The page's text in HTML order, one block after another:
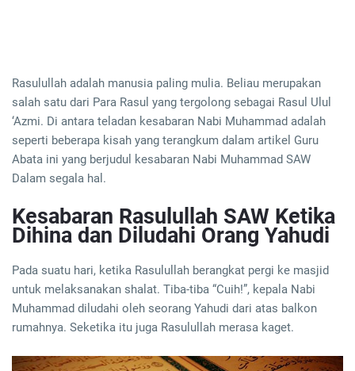
Rasulullah adalah manusia paling mulia. Beliau merupakan
salah satu dari Para Rasul yang tergolong sebagai Rasul Ulul
‘Azmi. Di antara teladan kesabaran Nabi Muhammad adalah
seperti beberapa kisah yang terangkum dalam artikel Guru
Abata ini yang berjudul kesabaran Nabi Muhammad SAW
Dalam segala hal.
Kesabaran Rasulullah SAW Ketika
Dihina dan Diludahi Orang Yahudi
Pada suatu hari, ketika Rasulullah berangkat pergi ke masjid
untuk melaksanakan shalat. Tiba-tiba “Cuih!”, kepala Nabi
Muhammad diludahi oleh seorang Yahudi dari atas balkon
rumahnya. Seketika itu juga Rasulullah merasa kaget.